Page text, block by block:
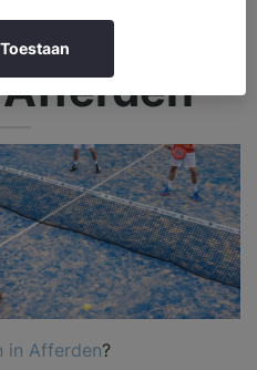
Toestaan
in Afferden?